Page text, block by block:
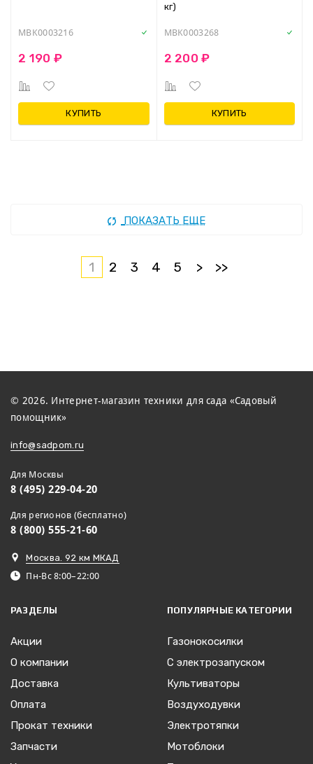
MBK0003216
2 190 ₽
КУПИТЬ
кг)
MBK0003268
2 200 ₽
КУПИТЬ
ПОКАЗАТЬ ЕЩЕ
1 2 3 4 5 > >>
© 2026. Интернет-магазин техники для сада «Садовый
помощник»
info@sadpom.ru
Для Москвы
8 (495) 229-04-20
Для регионов (бесплатно)
8 (800) 555-21-60
Москва. 92 км МКАД
Пн-Вс 8:00–22:00
РАЗДЕЛЫ
Акции
О компании
Доставка
Оплата
Прокат техники
Запчасти
ПОПУЛЯРНЫЕ КАТЕГОРИИ
Газонокосилки
С электрозапуском
Культиваторы
Воздуходувки
Электротяпки
Мотоблоки